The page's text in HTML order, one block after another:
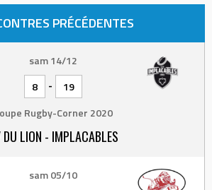
PRÉCÉDENTES
sam 14/12
8
-
19
Rugby-Corner 2020
DU LION - IMPLACABLES
sam 05/10